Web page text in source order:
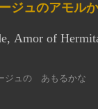
ジュのアモル
Amor of
ジュの あもるかな